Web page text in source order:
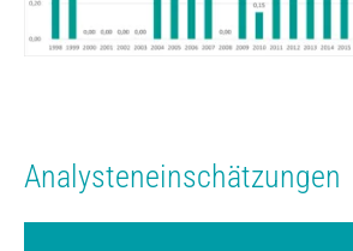
Analysteneinschätzungen